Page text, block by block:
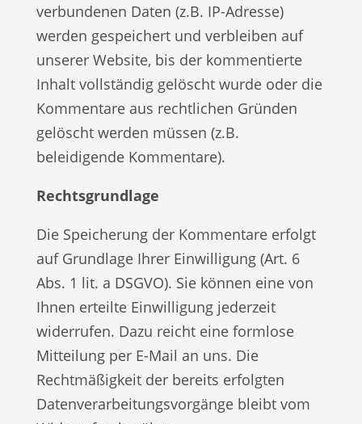
verbundenen Daten (z.B. IP-Adresse)
werden gespeichert und verbleiben auf
unserer Website, bis der kommentierte
Inhalt vollständig gelöscht wurde oder die
Kommentare aus rechtlichen Gründen
gelöscht werden müssen (z.B.
beleidigende Kommentare).
Rechtsgrundlage
Die Speicherung der Kommentare erfolgt
auf Grundlage Ihrer Einwilligung (Art. 6
Abs. 1 lit. a DSGVO). Sie können eine von
Ihnen erteilte Einwilligung jederzeit
widerrufen. Dazu reicht eine formlose
Mitteilung per E-Mail an uns. Die
Rechtmäßigkeit der bereits erfolgten
Datenverarbeitungsvorgänge bleibt vom